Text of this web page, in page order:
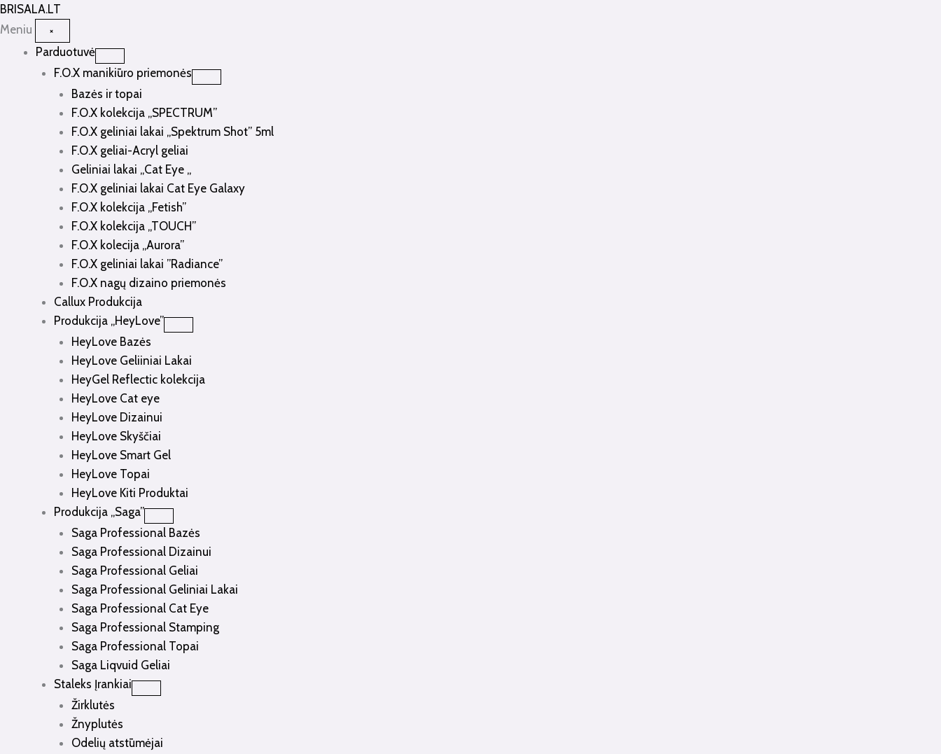
BRISALA.LT
Meniu
×
Parduotuvė
F.O.X manikiūro priemonės
Bazės ir topai
F.O.X kolekcija „SPECTRUM”
F.O.X geliniai lakai „Spektrum Shot” 5ml
F.O.X geliai-Acryl geliai
Geliniai lakai „Cat Eye „
F.O.X geliniai lakai Cat Eye Galaxy
F.O.X kolekcija „Fetish”
F.O.X kolekcija „TOUCH”
F.O.X kolecija „Aurora”
F.O.X geliniai lakai ”Radiance”
F.O.X nagų dizaino priemonės
Callux Produkcija
Produkcija „HeyLove”
HeyLove Bazės
HeyLove Geliiniai Lakai
HeyGel Reflectic kolekcija
HeyLove Cat eye
HeyLove Dizainui
HeyLove Skyščiai
HeyLove Smart Gel
HeyLove Topai
HeyLove Kiti Produktai
Produkcija „Saga”
Saga Professional Bazės
Saga Professional Dizainui
Saga Professional Geliai
Saga Professional Geliniai Lakai
Saga Professional Cat Eye
Saga Professional Stamping
Saga Professional Topai
Saga Liqvuid Geliai
Staleks Įrankiai
Žirklutės
Žnyplutės
Odelių atstūmėjai
Pereiti
prie